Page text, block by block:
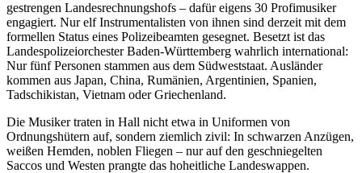
gestrengen Landesrechnungshofs – dafür eigens 30 Profimusiker
engagiert. Nur elf Instrumentalisten von ihnen sind derzeit mit dem
formellen Status eines Polizeibeamten gesegnet. Besetzt ist das
Landespolizeiorchester Baden-Württemberg wahrlich international:
Nur fünf Personen stammen aus dem Südweststaat. Ausländer
kommen aus Japan, China, Rumänien, Argentinien, Spanien,
Tadschikistan, Vietnam oder Griechenland.
Die Musiker traten in Hall nicht etwa in Uniformen von
Ordnungshütern auf, sondern ziemlich zivil: In schwarzen Anzügen,
weißen Hemden, noblen Fliegen – nur auf den geschniegelten
Saccos und Westen prangte das hoheitliche Landeswappen.